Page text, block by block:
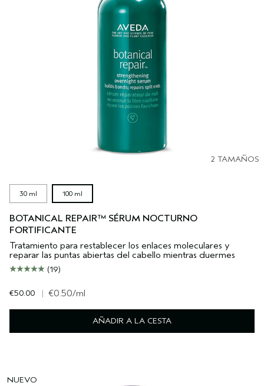
2 TAMAÑOS
30 ml 100 ml
BOTANICAL REPAIR™ SÉRUM NOCTURNO
FORTIFICANTE
Tratamiento para restablecer los enlaces moleculares y
reparar las puntas abiertas del cabello mientras duermes
(19)
€50.00 | €0.50/ml
AÑADIR A LA CESTA
NUEVO